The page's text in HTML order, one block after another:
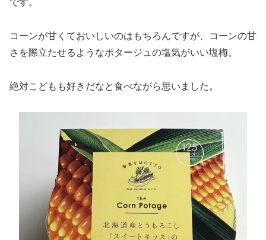
です。
コーンが甘くておいしいのはもちろんですが、コーンの甘
さを際立たせるようなポタージュの塩気がいい塩梅。
絶対こどもも好きだなと食べながら思いました。